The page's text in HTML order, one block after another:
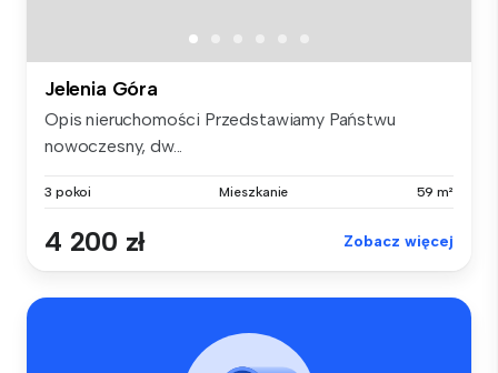
Jelenia Góra
Opis nieruchomości Przedstawiamy Państwu
nowoczesny, dw...
3 pokoi Mieszkanie 59 m²
4 200 zł Zobacz więcej